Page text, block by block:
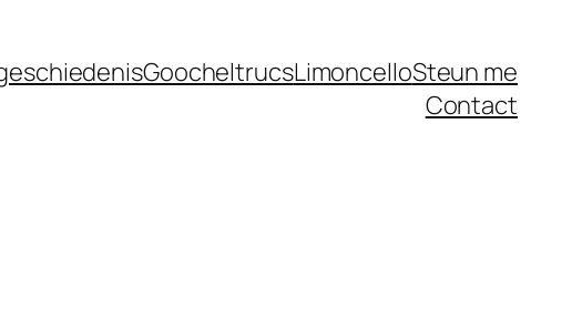
GoocheltrucsLimoncelloSteun me
Contact